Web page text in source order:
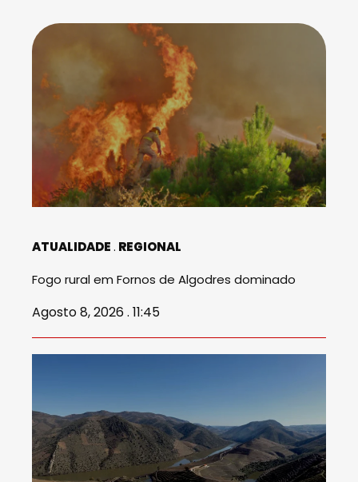
ATUALIDADE REGIONAL
Fogo rural em Fornos de Algodres dominado
Agosto 8, 2026 . 11:45